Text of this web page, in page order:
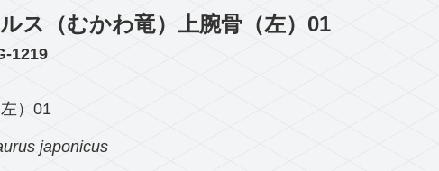
ス（むかわ竜）上腕骨（左）01
1219
）01
japonicus